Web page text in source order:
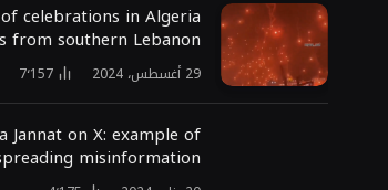
celebrations in Algeria
from southern Lebanon
29 أغسطس، 2024 7٬157
Jannat on X: example of
misinformation